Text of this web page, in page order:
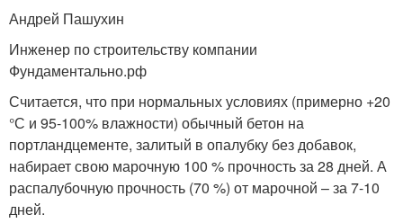
Андрей Пашухин
Инженер по строительству компании
Фундаментально.рф
Считается, что при нормальных условиях (примерно +20
°С и 95-100% влажности) обычный бетон на
портландцементе, залитый в опалубку без добавок,
набирает свою марочную 100 % прочность за 28 дней. А
распалубочную прочность (70 %) от марочной – за 7-10
дней.